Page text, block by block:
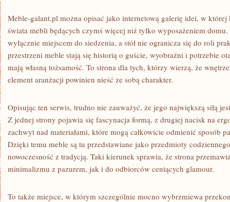
Meble-galant.pl można opisać jako internetową galerię idei, w
świata mebli będących czymś więcej niż tylko wyposażeniem
wyłącznie miejscem do siedzenia, a stół nie ogranicza się do roli
przestrzeni meble stają się historią o guście, wyobraźni i potrzebie
mają własną tożsamość. To strona dla tych, którzy wierzą, że
element aranżacji powinien nieść ze sobą charakter.
Opisując ten serwis, trudno nie zauważyć, że jego największą siłą
Z jednej strony pojawia się fascynacja formą, z drugiej nacisk na
zachwyt nad materiałami, które mogą całkowicie odmienić sposób
Dzięki temu meble są tu przedstawiane jako przedmioty
nowoczesność z tradycją. Taki kierunek sprawia, że strona
minimalizmu z pazurem, jak i do odbiorców ceniących glamour.
To także miejsce, w którym szczególnie mocno wybrzmiewa